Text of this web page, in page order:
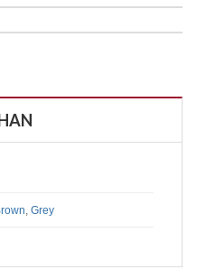
,Grey